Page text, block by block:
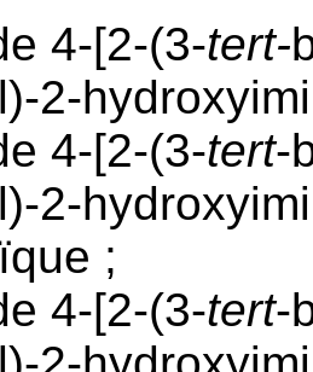
4-[2-(3-tert-
2-
4-[2-(3-tert-
2-
;
4-[2-(3-tert-